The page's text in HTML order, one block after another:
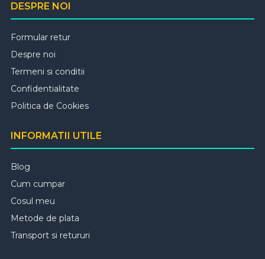
DESPRE NOI
Formular retur
Despre noi
Termeni si conditii
Confidentialitate
Politica de Cookies
INFORMATII UTILE
Blog
Cum cumpar
Cosul meu
Metode de plata
Transport si retururi